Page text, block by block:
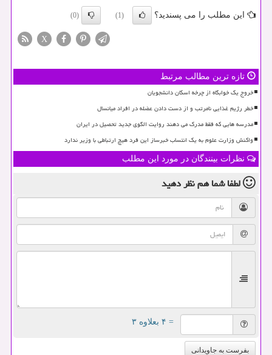
این مطلب را می پسندید؟ (1)
(0)
X
تازه ترین مطالب مرتبط
خروج یک خوابگاه از چرخه اسکان دانشجویان
خطر رژیم غذایی نامرتب و از دست دادن عضله در افراد میانسال
مدرسه هایی که فقط مدرک می دهند روایت الگوی جدید تحصیل در ایران
واکنش وزارت علوم به یک انتساب خبرساز این فرد هیچ ارتباطی با وزیر ندارد
نظرات بینندگان در مورد این مطلب
لطفا شما همنظر دهید
= ۴ بعلاوه ۳
بفرست به جاویدانی